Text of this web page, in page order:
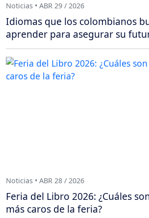
Noticias • ABR 29 / 2026
Idiomas que los colombianos
aprender para asegurar su
Noticias • ABR 28 / 2026
Feria del Libro 2026: ¿Cuáles
más caros de la feria?